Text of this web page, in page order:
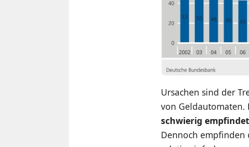
Ursachen sind der
von Geldautomaten.
schwierig
Dennoch empfinden